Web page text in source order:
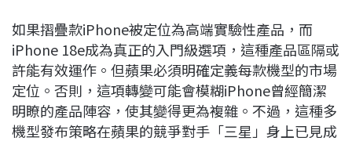
如果摺疊款iPhone被定位為高端實驗性產品，而
iPhone 18e成為真正的入門級選項，這種產品區隔或
許能有效運作。但蘋果必須明確定義每款機型的市場
定位。否則，這項轉變可能會模糊iPhone曾經簡潔
明瞭的產品陣容，使其變得更為複雜。不過，這種多
機型發布策略在蘋果的競爭對手「三星」身上已見成